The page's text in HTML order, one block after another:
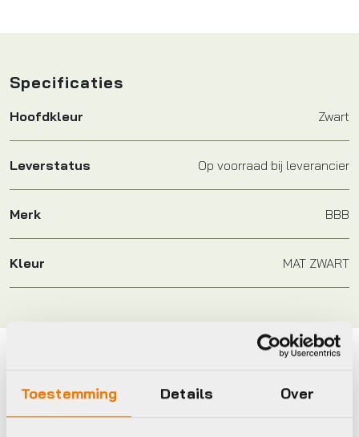
Toestemming Details Over
Specificaties
Hoofdkleur Zwart
Leverstatus Op voorraad bij leverancier
Merk BBB
Kleur MAT ZWART
Maak je fiets compleet
Bekijk alle accessoires